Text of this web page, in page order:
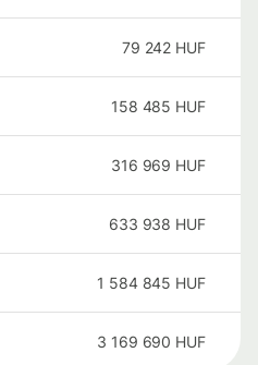
79 242 HUF
158 485 HUF
316 969 HUF
633 938 HUF
1 584 845 HUF
3 169 690 HUF